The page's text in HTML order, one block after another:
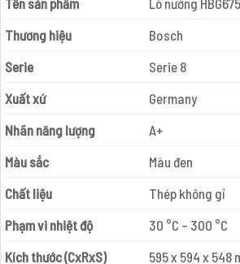
Thương hiệu
Bosch
Serie
Serie 8
Xuất xứ
Germany
Nhãn năng lượng
A+
Màu sắc
Màu đen
Chất liệu
Thép không gỉ
Phạm vi nhiệt độ
30 °C – 300 °C
Kích thước (CxRxS)
595 x 594 x 548